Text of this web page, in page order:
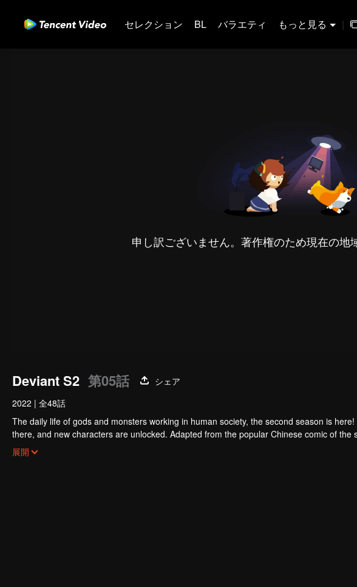
セレクション BL バラエティ もっと見る |
申し訳ございません。著作権のため現在の地
Deviant S2 第05話
シェア
2022 | 全48話
The daily life of gods and monsters working in human society, the second season is
there, and new characters are unlocked. Adapted from the popular Chinese comic of
billion times.
展開